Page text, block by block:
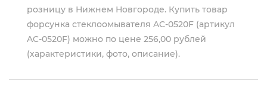
розницу в Нижнем Новгороде. Купить товар
форсунка стеклоомывателя AC-0520F (артикул
AC-0520F) можно по цене 256,00 рублей
(характеристики, фото, описание).